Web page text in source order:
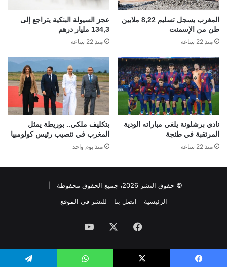
المغرب يسجل تسليم 8,22 ملايين
طن من الإسمنت
منذ 22 ساعة
عجز السيولة البنكية يتراجع إلى
134,3 مليار درهم
منذ 22 ساعة
نادي برشلونة يلغي مباراته الودية
المرتقبة في طنجة
منذ 22 ساعة
بتكليف ملكي.. بوريطة يمثل
المغرب في تنصيب رئيس كولومبيا
منذ يوم واحد
© حقوق النشر 2026، جميع الحقوق محفوظة |
الرئيسية
اتصل بنا للنشر في الموقع
فيسبوك